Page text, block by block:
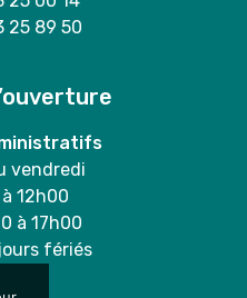
25 89 50
vendredi
12h00
à 17h00
fériés